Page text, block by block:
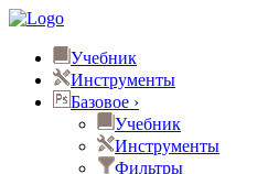
Учебник
Инструменты
Базовое ›
Учебник
Инструменты
Фильтры